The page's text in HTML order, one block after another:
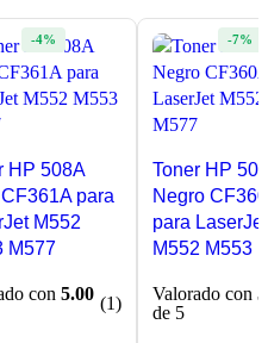
HP 508A
para
M552
M577
con 5.00 (1)
-4%
Toner HP
Negro
para LaserJet
M552 M553
Valorado con
de 5
-7%